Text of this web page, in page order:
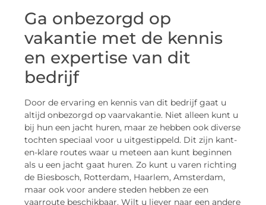
Ga onbezorgd op
vakantie met de kennis
en expertise van dit
bedrijf
Door de ervaring en kennis van dit bedrijf gaat u
altijd onbezorgd op vaarvakantie. Niet alleen kunt u
bij hun een jacht huren, maar ze hebben ook diverse
tochten speciaal voor u uitgestippeld. Dit zijn kant-
en-klare routes waar u meteen aan kunt beginnen
als u een jacht gaat huren. Zo kunt u varen richting
de Biesbosch, Rotterdam, Haarlem, Amsterdam,
maar ook voor andere steden hebben ze een
vaarroute beschikbaar. Wilt u liever naar een andere